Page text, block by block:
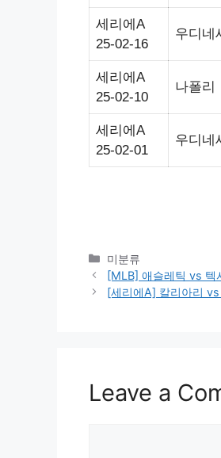
세리에A
25-02-16
우디네
세리에A
25-02-10
나폴리
세리에A
25-02-01
우디네
Categories
미분류
[MLB] 애슬레틱 vs 텍
[세리에A] 칼리아리
Leave a